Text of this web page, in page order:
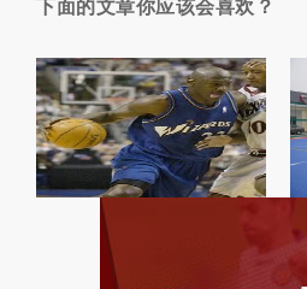
下面的文章你应该会喜欢？